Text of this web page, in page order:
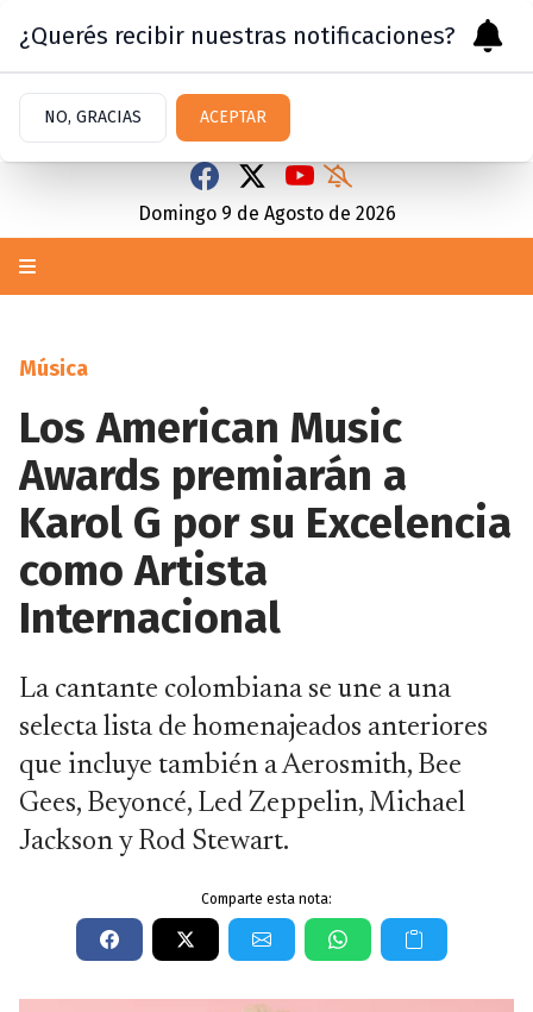
Domingo 9 de Agosto de 2026
Música
Los American Music
Awards premiarán a
Karol G por su Excelencia
como Artista
Internacional
La cantante colombiana se une a una
selecta lista de homenajeados anteriores
que incluye también a Aerosmith, Bee
Gees, Beyoncé, Led Zeppelin, Michael
Jackson y Rod Stewart.
Comparte esta nota:
¿Querés recibir nuestras notificaciones?
NO, GRACIAS ACEPTAR